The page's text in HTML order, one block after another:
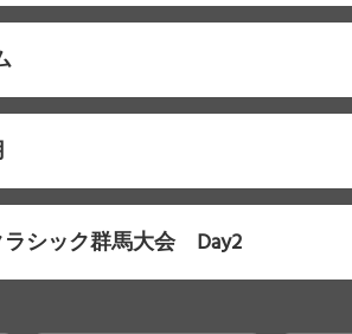
ラシック群馬大会 Day2